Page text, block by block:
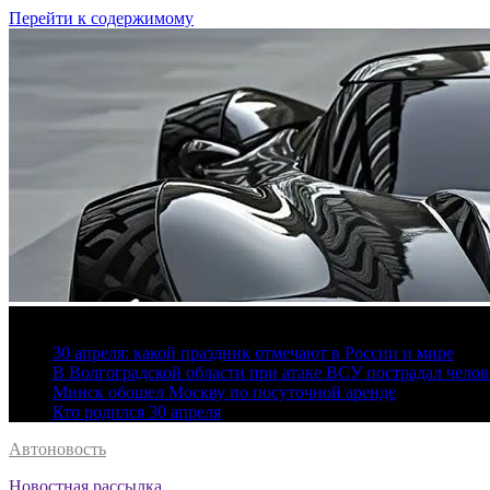
Перейти к содержимому
30 апреля: какой праздник отмечают в России и мире
В Волгоградской области при атаке ВСУ пострадал
Минск обошел Москву по посуточной аренде
Кто родился 30 апреля
Автоновость
Новостная рассылка